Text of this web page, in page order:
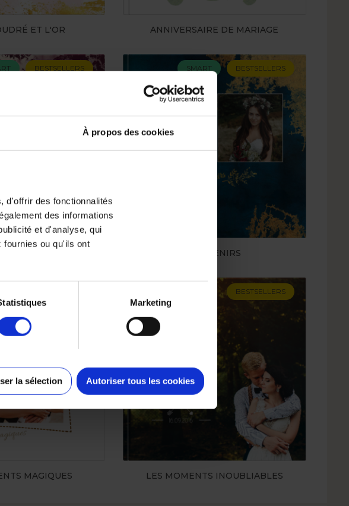
À propos des cookies
d'offrir des fonctionnalités
des informations
et d'analyse, qui
fournies ou qu'ils ont
Marketing
la sélection Autoriser tous les cookies
ET L'OR ANNIVERSAIRE DE MARIAGE
BESTSELLERS
SOUVENIRS
SMART BESTSELLERS
MAGIQUES LES MOMENTS INOUBLIABLES
BESTSELLERS